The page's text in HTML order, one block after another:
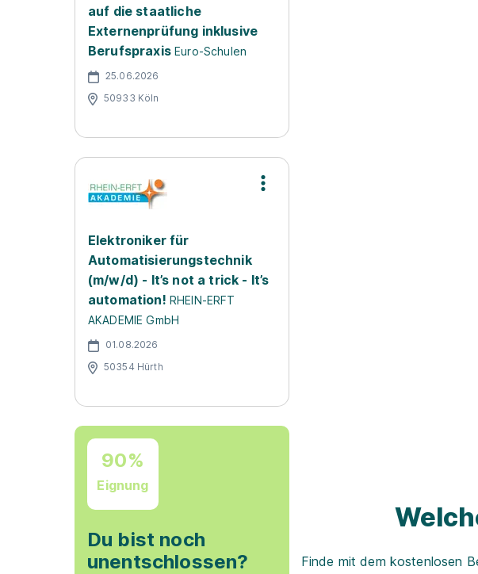
auf die staatliche
Externenprüfung inklusive
Berufspraxis Euro-Schulen
25.06.2026
50933 Köln
Elektroniker für
Automatisierungstechnik
(m/w/d) - It’s not a trick - It’s
automation! RHEIN-ERFT
AKADEMIE GmbH
01.08.2026
50354 Hürth
90%
Eignung
Du bist noch
unentschlossen?
Finde mit dem kostenlosen